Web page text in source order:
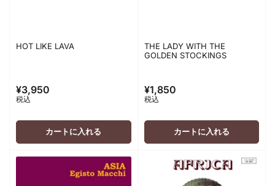
HOT LIKE LAVA
通
常
価
¥3,950
税込
カートに入れる
THE LADY WITH THE
GOLDEN STOCKINGS
通
常
価
¥1,850
税込
カートに入れる